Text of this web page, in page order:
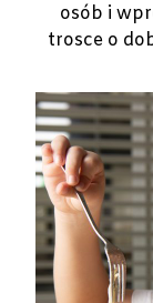
osób i
trosce o